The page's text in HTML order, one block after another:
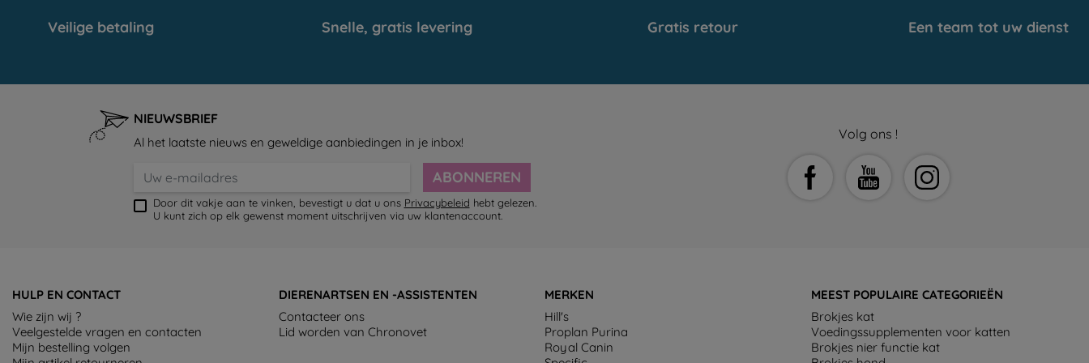
Veilige betaling Snelle, gratis levering Gratis retour Een team tot uw dienst
NIEUWSBRIEF
Al het laatste nieuws en geweldige aanbiedingen in je inbox!
ABONNEREN
Door dit vakje aan te vinken, bevestigt u dat u ons Privacybeleid hebt gelezen.
U kunt zich op elk gewenst moment uitschrijven via uw klantenaccount.
Volg ons !
HULP EN CONTACT
Wie zijn wij ?
Veelgestelde vragen en contacten
Mijn bestelling volgen
DIERENARTSEN EN -ASSISTENTEN
Contacteer ons
Lid worden van Chronovet
MERKEN
Hill's
Proplan Purina
Royal Canin
MEEST POPULAIRE CATEGORIEËN
Brokjes kat
Voedingssupplementen voor katten
Brokjes nier functie kat